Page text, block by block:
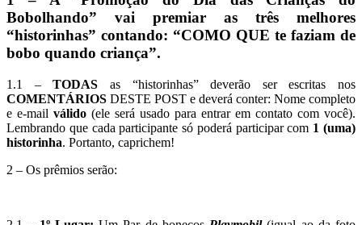
Bobolhando” vai premiar as três melhores
“historinhas” contando: “COMO QUE te faziam de
bobo quando criança”.
1.1 –TODAS as “historinhas” deverão ser escritas nos
COMENTÁRIOS DESTE POST e deverá conter: Nome completo
e e-mail válido (ele será usado para entrar em contato com você).
Lembrando que cada participante só poderá participar com 1 (uma)
historinha. Portanto, caprichem!
2 – Os prêmios serão: